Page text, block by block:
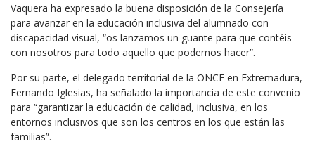
Vaquera ha expresado la buena disposición de la Consejería
para avanzar en la educación inclusiva del alumnado con
discapacidad visual, “os lanzamos un guante para que contéis
con nosotros para todo aquello que podemos hacer”.
Por su parte, el delegado territorial de la ONCE en Extremadura,
Fernando Iglesias, ha señalado la importancia de este convenio
para “garantizar la educación de calidad, inclusiva, en los
entornos inclusivos que son los centros en los que están las
familias”.